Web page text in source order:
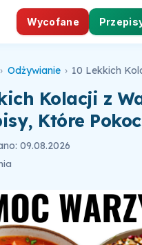
Wycofane
› Odżywianie ›
Kolacji z
Które
09.08.2026